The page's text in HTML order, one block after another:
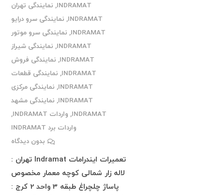
INDRAMAT
, نمایندگی تهران
INDRAMAT
, نمایندگی سرو درایو
INDRAMAT
, نمایندگی سرو موتور
INDRAMAT
, نمایندگی شیراز
INDRAMAT
, نمایندگی فروش
INDRAMAT
, نمایندگی قطعات
INDRAMAT
, نمایندگی مرکزی
INDRAMAT
, نمایندگی مشهد
INDRAMAT
, واردات INDRAMAT
,
واردات برد INDRAMAT
بدون دیدگاه
تعمیرات ایندرامات Indramat تهران :
لاله زار شمالی کوچه معمار مخصوص
پاساژ چلچراغ طبقه 3 واحد 2 کرج :